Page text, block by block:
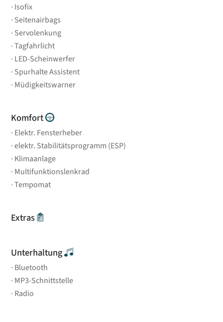
Isofix
Seitenairbags
Servolenkung
Tagfahrlicht
LED-Scheinwerfer
Spurhalte Assistent
Müdigkeitswarner
Komfort
Elektr. Fensterheber
elektr. Stabilitätsprogramm (ESP)
Klimaanlage
Multifunktionslenkrad
Tempomat
Extras
Unterhaltung
Bluetooth
MP3-Schnittstelle
Radio